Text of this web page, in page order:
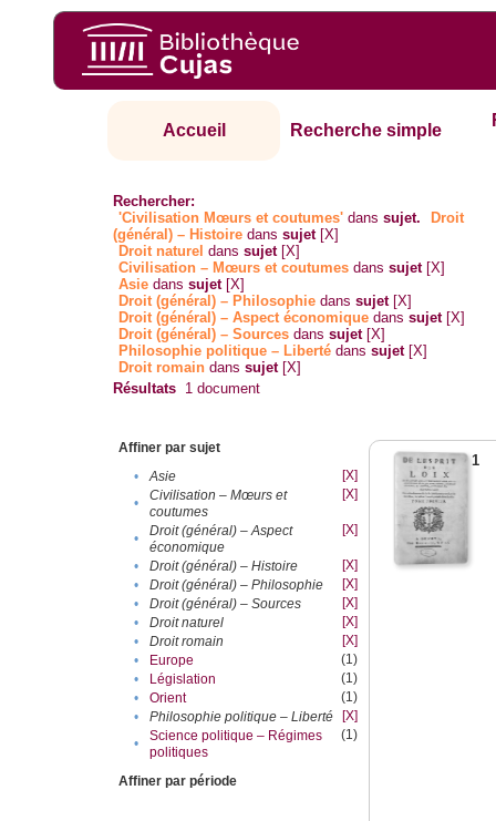
Accueil Recherche simple
Rechercher:
'Civilisation Mœurs et coutumes' danssujet.
Droit
(général) – Histoire danssujet [X]
Droit naturel danssujet [X]
Civilisation – Mœurs et coutumes danssujet [X]
Asie danssujet [X]
Droit (général) – Philosophie danssujet [X]
Droit (général) – Aspect économique danssujet [X]
Droit (général) – Sources danssujet [X]
Philosophie politique – Liberté danssujet [X]
Droit romain danssujet [X]
Résultats 1 document
Affiner par sujet
•
Asie
[X]
•
Civilisation – Mœurs et
coutumes
[X]
•
Droit (général) – Aspect
économique
[X]
• Droit (général) – Histoire
[X]
•
Droit (général) – Philosophie
[X]
•
Droit (général) – Sources
[X]
•
Droit naturel
[X]
•
Droit romain
[X]
•
Europe
(1)
•
Législation
(1)
•
Orient
(1)
•
Philosophie politique – Liberté
[X]
•
Science politique – Régimes
politiques
(1)
Affiner par période
1